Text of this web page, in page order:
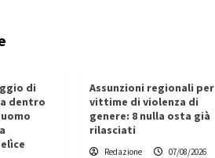
di
dentro
Assunzioni regionali per
vittime di violenza di
genere: 8 nulla osta già
rilasciati
Redazione 07/08/2026